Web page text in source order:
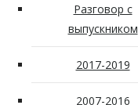
Разговор с
выпускником
2017-2019
2007-2016